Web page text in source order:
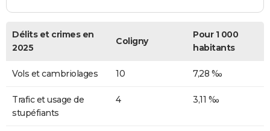
Délits et crimes en
2025
Coligny
Pour 1 000
habitants
Vols et cambriolages 10 7,28 ‰
Trafic et usage de
stupéfiants
4 3,11 ‰